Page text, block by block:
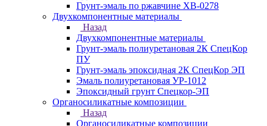
Грунт-эмаль по ржавчине ХВ-0278
Двухкомпонентные материалы
Назад
Двухкомпонентные материалы
Грунт-эмаль полиуретановая 2К СпецКор
ПУ
Грунт-эмаль эпоксидная 2К СпецКор ЭП
Эмаль полиуретановая УР-1012
Эпоксидный грунт Спецкор-ЭП
Органосиликатные композиции
Назад
Органосиликатные композиции